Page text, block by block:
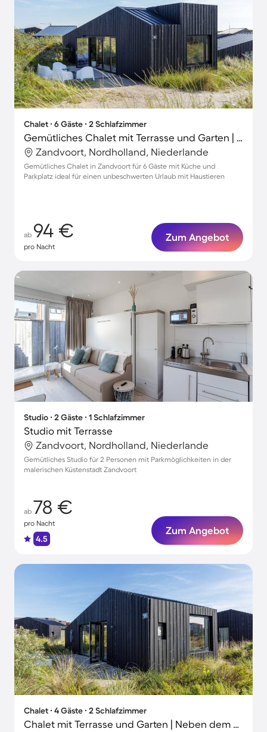
Chalet ∙ 6 Gäste ∙ 2 Schlafzimmer
Gemütliches Chalet mit Terrasse und Garten | Strand in der Nähe
Zandvoort, Nordholland, Niederlande
Gemütliches Chalet in Zandvoort für 6 Gäste mit Küche und
Parkplatz ideal für einen unbeschwerten Urlaub mit Haustieren
ab 94 €
pro Nacht
Zum Angebot
Studio ∙ 2 Gäste ∙ 1 Schlafzimmer
Studio mit Terrasse
Zandvoort, Nordholland, Niederlande
Gemütliches Studio für 2 Personen mit Parkmöglichkeiten in der
malerischen Küstenstadt Zandvoort
ab 78 €
pro Nacht
4.5
Zum Angebot
Chalet ∙ 4 Gäste ∙ 2 Schlafzimmer
Chalet mit Terrasse und Garten | Neben dem Strand